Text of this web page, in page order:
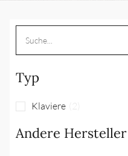
Typ
Klaviere 2
Andere Hersteller